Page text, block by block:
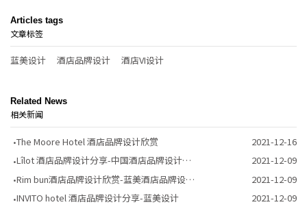
Articles tags
文章标签
蓝美设计 酒店品牌设计 酒店VI设计
Related News
相关新闻
The Moore Hotel 酒店品牌设计欣赏
2021-12-16
Lîlot 酒店品牌设计分享-中国酒店品牌设计公司
2021-12-09
Rim bun酒店品牌设计欣赏-蓝美酒店品牌设计公司
2021-12-09
INVITO hotel 酒店品牌设计分享-蓝美设计
2021-12-09